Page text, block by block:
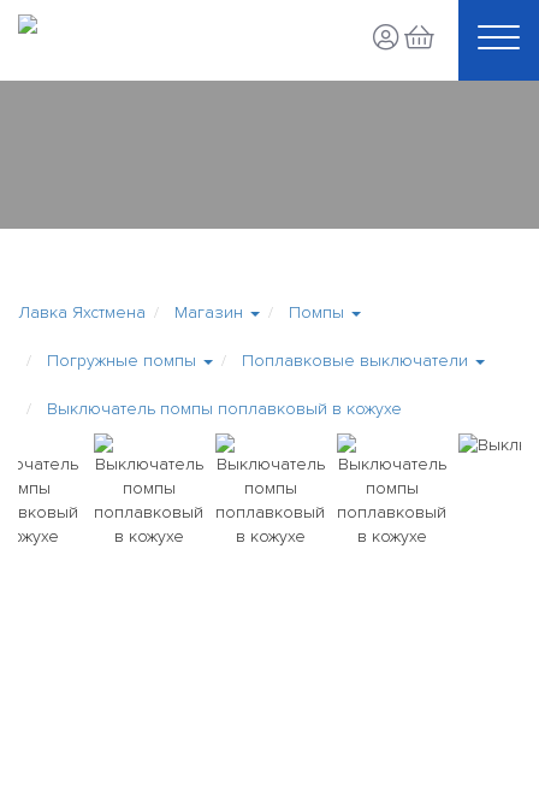
Лавка Яхстмена Магазин Помпы
Погружные помпы Поплавковые выключатели
Выключатель помпы поплавковый в кожухе